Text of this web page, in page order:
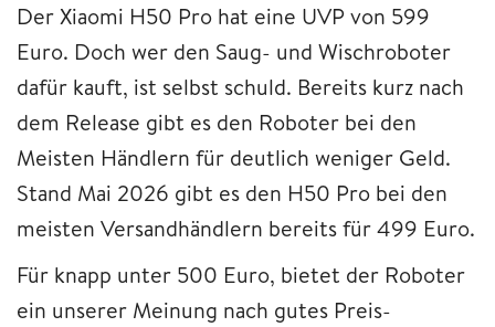
Der Xiaomi H50 Pro hat eine UVP von 599
Euro. Doch wer den Saug- und Wischroboter
dafür kauft, ist selbst schuld. Bereits kurz nach
dem Release gibt es den Roboter bei den
Meisten Händlern für deutlich weniger Geld.
Stand Mai 2026 gibt es den H50 Pro bei den
meisten Versandhändlern bereits für 499 Euro.
Für knapp unter 500 Euro, bietet der Roboter
ein unserer Meinung nach gutes Preis-